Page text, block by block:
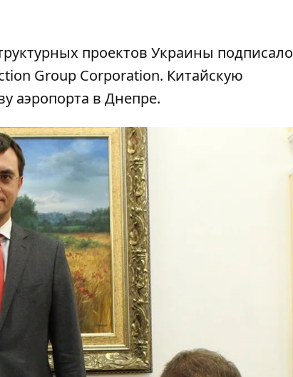
проектов Украины подписало
Group Corporation. Китайскую
аэропорта в Днепре.